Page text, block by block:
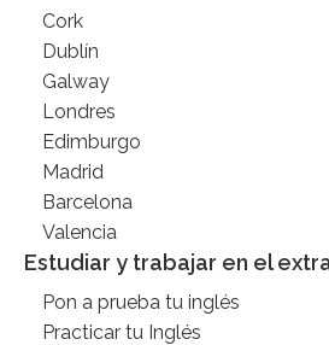
Cork
Dublín
Galway
Londres
Edimburgo
Madrid
Barcelona
Valencia
Estudiar y trabajar en el
Pon a prueba tu inglés
Practicar tu Inglés